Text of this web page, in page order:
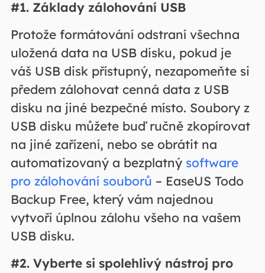
#1. Základy zálohování USB
Protože formátování odstraní všechna
uložená data na USB disku, pokud je
váš USB disk přístupný, nezapomeňte si
předem zálohovat cenná data z USB
disku na jiné bezpečné místo. Soubory z
USB disku můžete buď ručně zkopírovat
na jiné zařízení, nebo se obrátit na
automatizovaný a bezplatný software
pro zálohování souborů – EaseUS Todo
Backup Free, který vám najednou
vytvoří úplnou zálohu všeho na vašem
USB disku.
#2. Vyberte si spolehlivý nástroj pro